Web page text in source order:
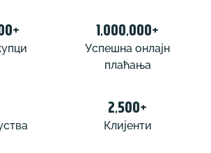
1,000,000+
Успешна онлајн
плаћања
2,500+
Клијенти